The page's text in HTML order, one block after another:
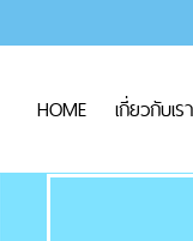
HOME เกี่ยวกับเรา